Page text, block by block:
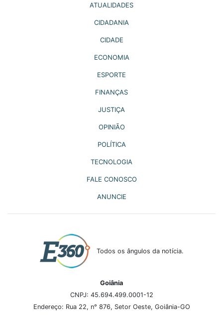
ATUALIDADES
CIDADANIA
CIDADE
ECONOMIA
ESPORTE
FINANÇAS
JUSTIÇA
OPINIÃO
POLÍTICA
TECNOLOGIA
FALE CONOSCO
ANUNCIE
Todos os ângulos da notícia.
Goiânia
CNPJ: 45.694.499.0001-12
Endereço: Rua 22, n° 876, Setor Oeste, Goiânia-GO